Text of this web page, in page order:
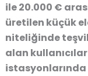
ile 20.000 €
üretilen küçük
niteliğinde
alan